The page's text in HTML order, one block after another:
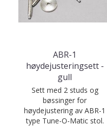
ABR-1
høydejusteringsett -
gull
Sett med 2 studs og
bøssinger for
høydejustering av ABR-1
type Tune-O-Matic stol.